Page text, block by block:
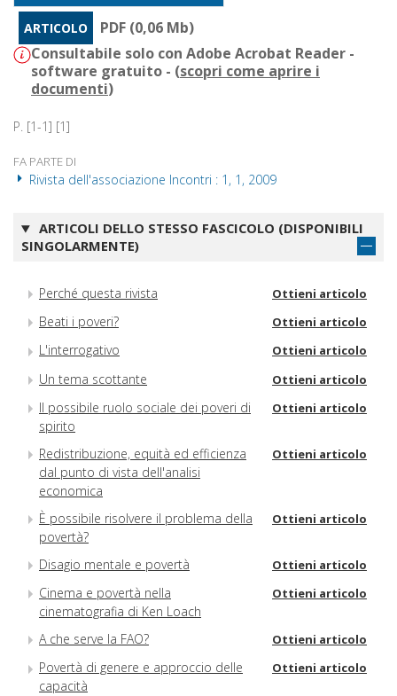
ARTICOLO
PDF (0,06 Mb)
Consultabile solo con Adobe Acrobat Reader -
software gratuito - (scopri come aprire i
documenti)
P. [1-1] [1]
FA PARTE DI
Rivista dell'associazione Incontri : 1, 1, 2009
ARTICOLI DELLO STESSO FASCICOLO (DISPONIBILI
SINGOLARMENTE)
Perché questa rivista Ottieni articolo
Beati i poveri? Ottieni articolo
L'interrogativo Ottieni articolo
Un tema scottante Ottieni articolo
Il possibile ruolo sociale dei poveri di
spirito
Ottieni articolo
Redistribuzione, equità ed efficienza
dal punto di vista dell'analisi
economica
Ottieni articolo
È possibile risolvere il problema della
povertà?
Ottieni articolo
Disagio mentale e povertà Ottieni articolo
Cinema e povertà nella
cinematografia di Ken Loach
Ottieni articolo
A che serve la FAO? Ottieni articolo
Povertà di genere e approccio delle
capacità
Ottieni articolo